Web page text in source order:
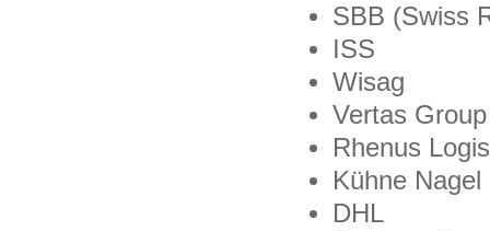
SBB (Swiss
ISS
Wisag
Vertas Group
Rhenus
Kühne Nagel
DHL